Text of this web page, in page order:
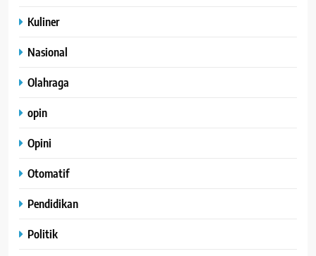
Kuliner
Nasional
Olahraga
opin
Opini
Otomatif
Pendidikan
Politik